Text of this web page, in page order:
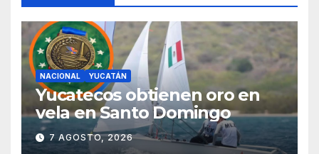
NACIONAL YUCATÁN
Yucatecos obtienen oro en
vela en Santo Domingo
7 AGOSTO, 2026